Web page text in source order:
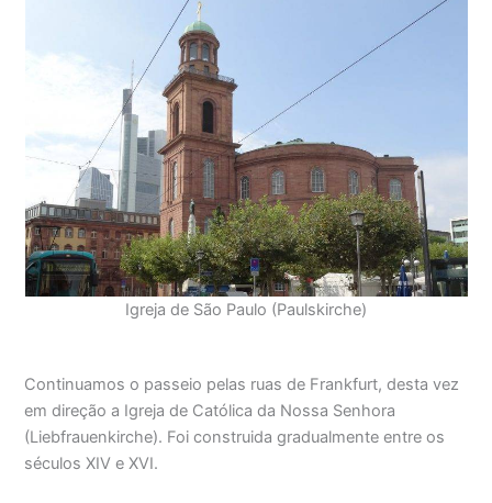
Igreja de São Paulo (Paulskirche)
Continuamos o passeio pelas ruas de Frankfurt, desta vez
em direção a Igreja de Católica da Nossa Senhora
(Liebfrauenkirche). Foi construida gradualmente entre os
séculos XIV e XVI.